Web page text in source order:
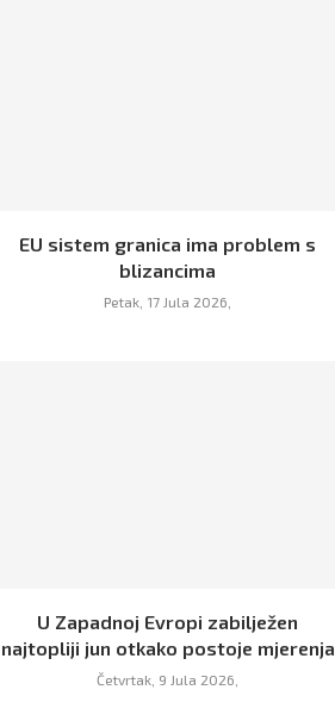
EU sistem granica ima problem s
blizancima
Petak, 17 Jula 2026,
U Zapadnoj Evropi zabilježen
najtopliji jun otkako postoje mjerenja
Četvrtak, 9 Jula 2026,